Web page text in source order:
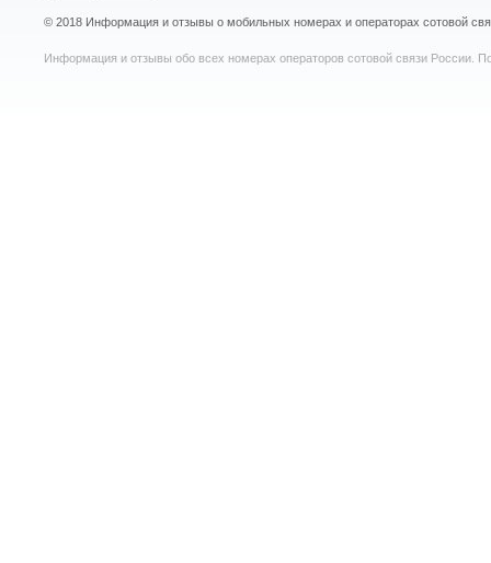
© 2018 Информация и отзывы о мобильных номерах и операторах сотовой
Информация и отзывы обо всех номерах операторов сотовой связи России.